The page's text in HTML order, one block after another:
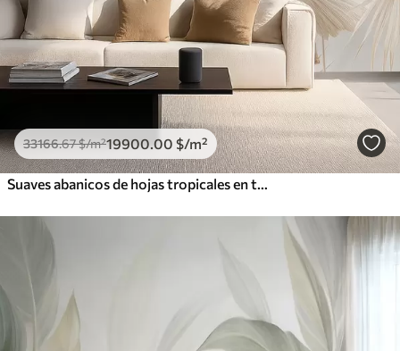
33166.67$/m²19900 .00 $/m²